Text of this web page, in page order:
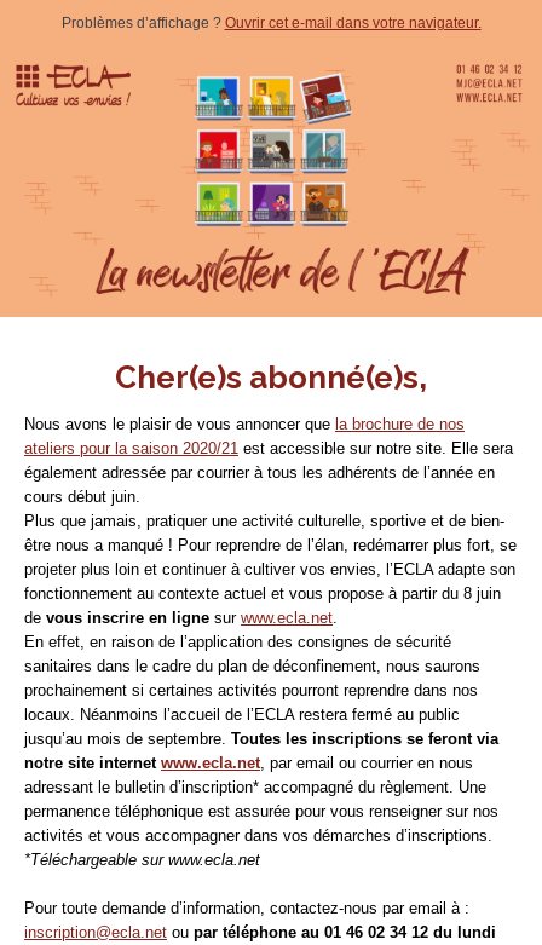
Problèmes d’affichage ? Ouvrir cet e-mail dans votre navigateur.
Cher(e)s abonné(e)s,
Nous avons le plaisir de vous annoncer que la brochure de nos
ateliers pour la saison 2020/21 est accessible sur notre site. Elle sera
également adressée par courrier à tous les adhérents de l’année en
cours début juin.
Plus que jamais, pratiquer une activité culturelle, sportive et de bien-
être nous a manqué ! Pour reprendre de l’élan, redémarrer plus fort, se
projeter plus loin et continuer à cultiver vos envies, l’ECLA adapte son
fonctionnement au contexte actuel et vous propose à partir du 8 juin
de vous inscrire en ligne sur www.ecla.net
En effet, en raison de l’application des consignes de sécurité
sanitaires dans le cadre du plan de déconfinement, nous saurons
prochainement si certaines activités pourront reprendre dans nos
locaux. Néanmoins l’accueil de l’ECLA restera fermé au public
jusqu’au mois de septembre. Toutes les inscriptions se feront via
notre site internet www.ecla.net , par email ou courrier en nous
adressant le bulletin d’inscription* accompagné du règlement. Une
permanence téléphonique est assurée pour vous renseigner sur nos
activités et vous accompagner dans vos démarches d’inscriptions.
*Téléchargeable sur www.ecla.net
Pour toute demande d’information, contactez-nous par email à :
inscription@ecla.net ou par téléphone au 01 46 02 34 12 du lundi